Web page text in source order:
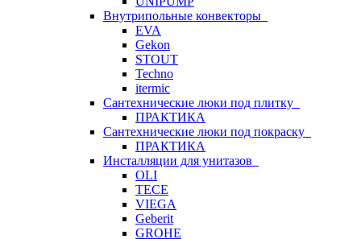
Внутрипольные конвекторы
EVA
Gekon
STOUT
Techno
itermic
Сантехнические люки под плитку
ПРАКТИКА
Сантехнические люки под покраску
ПРАКТИКА
Инсталляции для унитазов
OLI
TECE
VIEGA
Geberit
GROHE